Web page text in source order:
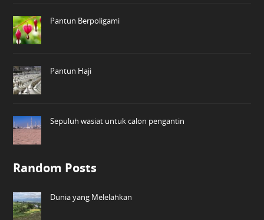
Pantun Berpoligami
Pantun Haji
Sepuluh wasiat untuk calon pengantin
Random Posts
Dunia yang Melelahkan